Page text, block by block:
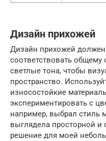
Дизайн прихожей
Дизайн прихожей
соответствовать общему
светлые тона, чтобы
пространство.
износостойкие
экспериментировать с
например, выбрал стиль
выглядела просторной и
решение для моей